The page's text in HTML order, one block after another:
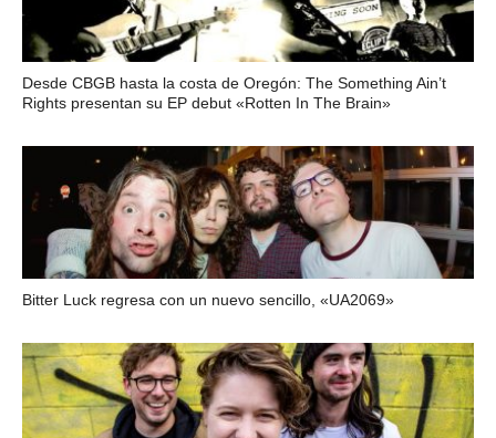
Desde CBGB hasta la costa de Oregón: The Something Ain’t
Rights presentan su EP debut «Rotten In The Brain»
Bitter Luck regresa con un nuevo sencillo, «UA2069»